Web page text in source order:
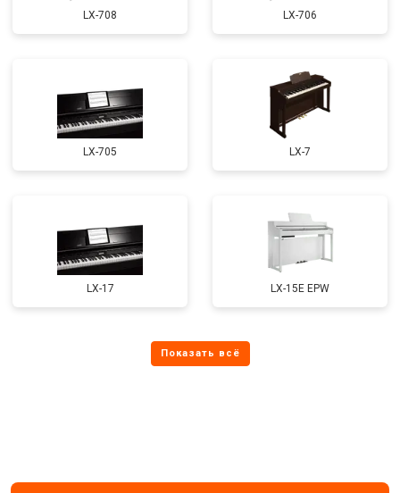
LX-708 LX-706
LX-705 LX-7
LX-17 LX-15E EPW